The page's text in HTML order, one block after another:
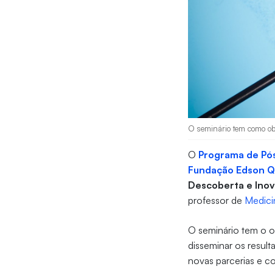
O seminário tem como
O Programa de
Fundação Edson
Descoberta e
professor de
O seminário tem o
disseminar os
novas parcerias e